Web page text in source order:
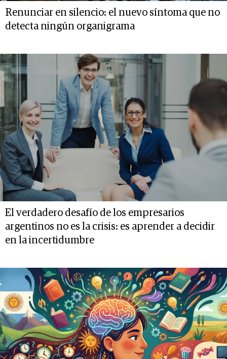
Renunciar en silencio: el nuevo síntoma que no
detecta ningún organigrama
El verdadero desafío de los empresarios
argentinos no es la crisis: es aprender a decidir
en la incertidumbre